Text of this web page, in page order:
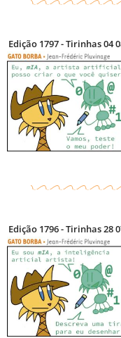
Edição 1797 - Tirinhas 04
Edição 1796 - Tirinhas 28